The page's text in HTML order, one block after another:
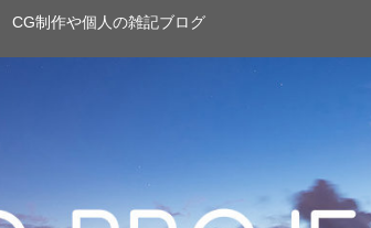
CG制作や個人の雑記ブログ